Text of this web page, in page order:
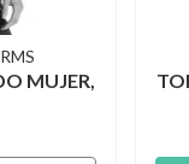
MUJER,